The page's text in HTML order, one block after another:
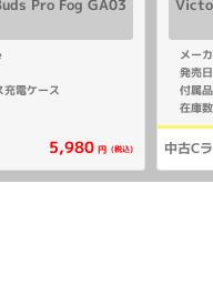
電ケース
5,980 円 (税込)
メー
発売日
付属
在庫
中古C